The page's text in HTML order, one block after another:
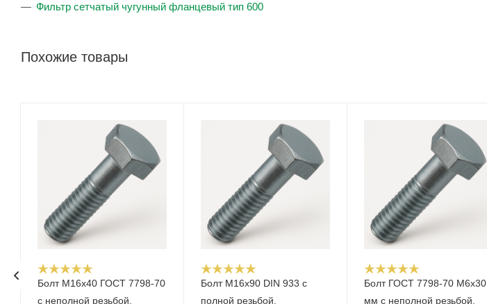
Фильтр сетчатый чугунный фланцевый тип 600
Похожие товары
Болт М16x40 ГОСТ 7798-70
с неполной резьбой,
Болт М16x90 DIN 933 с
полной резьбой,
Болт ГОСТ 7798-70 М6х30
мм с неполной резьбой,